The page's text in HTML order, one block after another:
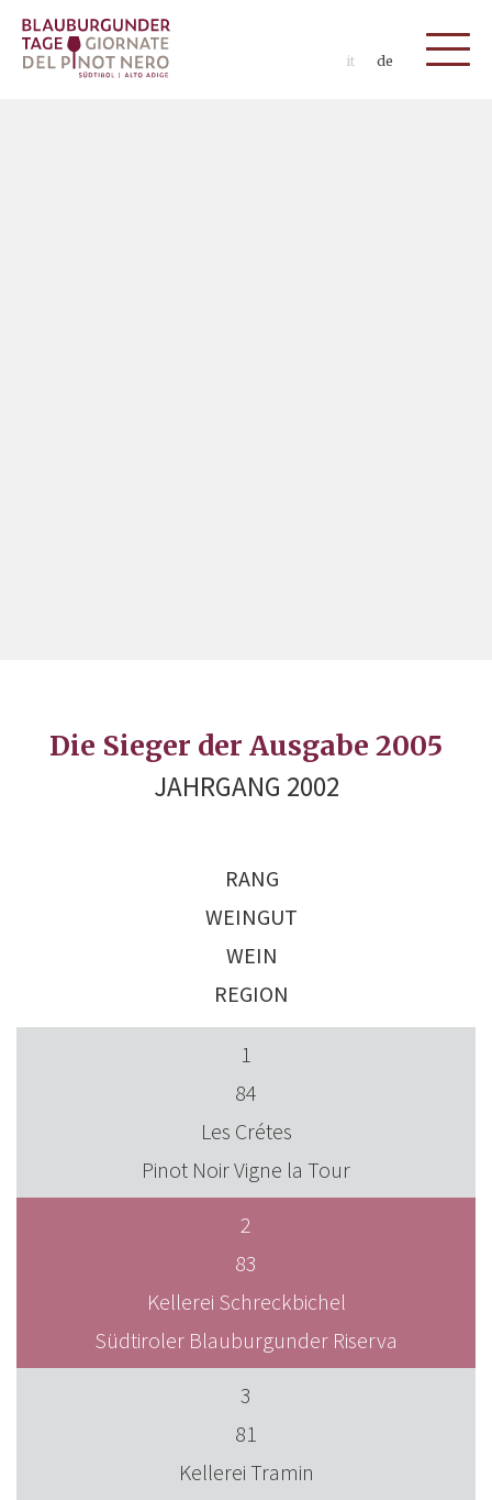
it de
Die Sieger der Ausgabe 2005
JAHRGANG 2002
RANG
WEINGUT
WEIN
REGION
1
84
Les Crétes
Pinot Noir Vigne la Tour
2
83
Kellerei Schreckbichel
Südtiroler Blauburgunder Riserva
3
81
Kellerei Tramin